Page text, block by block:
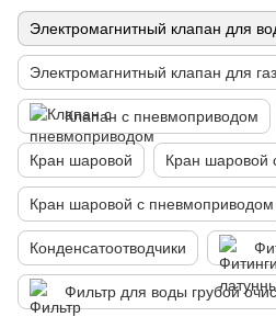
Электромагнитный клапан для
Электромагнитный клапан для
Клапан с пневмоприводом
Кран шаровой Кран шаровой
Кран шаровой с пневмоприводом
Конденсатоотводчики
Фильтр для воды грубой